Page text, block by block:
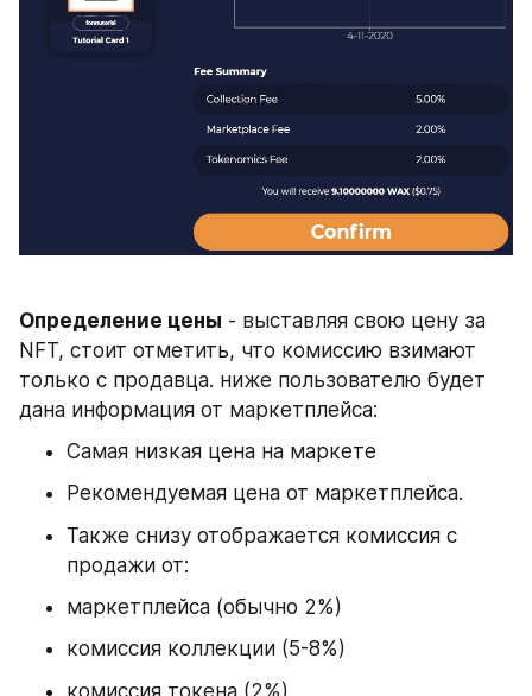
Определение цены - выставляя свою цену за
NFT, стоит отметить, что комиссию взимают
только с продавца. ниже пользователю будет
дана информация от маркетплейса:
Самая низкая цена на маркете
Рекомендуемая цена от маркетплейса.
Также снизу отображается комиссия с
продажи от:
маркетплейса (обычно 2%)
комиссия коллекции (5-8%)
комиссия токена (2%)